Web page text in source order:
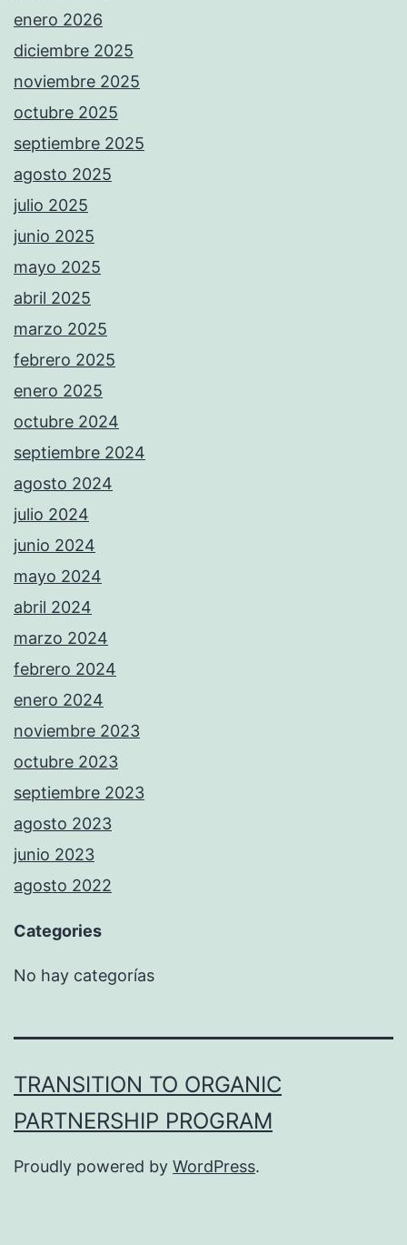
enero 2026
diciembre 2025
noviembre 2025
octubre 2025
septiembre 2025
agosto 2025
julio 2025
junio 2025
mayo 2025
abril 2025
marzo 2025
febrero 2025
enero 2025
octubre 2024
septiembre 2024
agosto 2024
julio 2024
junio 2024
mayo 2024
abril 2024
marzo 2024
febrero 2024
enero 2024
noviembre 2023
octubre 2023
septiembre 2023
agosto 2023
junio 2023
agosto 2022
Categories
No hay categorías
TRANSITION TO ORGANIC
PARTNERSHIP PROGRAM
Proudly powered by WordPress.